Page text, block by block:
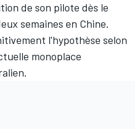
de son pilote dès le
semaines en Chine.
l'hypothèse selon
monoplace